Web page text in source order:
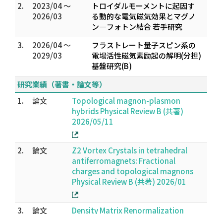
2.
2023/04 ～
2026/03
トロイダルモーメントに起因す
る動的な電気磁気効果とマグノ
ン―フォトン結合 若手研究
3.
2026/04 ～
2029/03
フラストレート量子スピン系の
電場活性磁気素励起の解明(分担)
基盤研究(B)
研究業績（著書・論文等）
1.
論文
Topological magnon-plasmon
hybrids Physical Review B (共著)
2026/05/11
2. 論文
Z2 Vortex Crystals in tetrahedral
antiferromagnets: Fractional
charges and topological magnons
Physical Review B (共著) 2026/01
3. 論文
Density Matrix Renormalization